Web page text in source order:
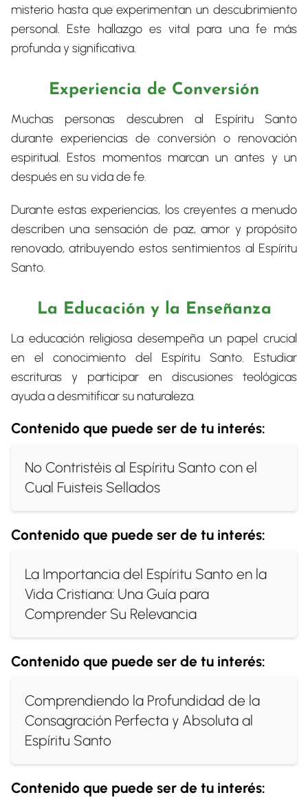
misterio hasta que experimentan un descubrimiento
personal. Este hallazgo es vital para una fe más
profunda y significativa.
Experiencia de Conversión
Muchas personas descubren al Espíritu Santo
durante experiencias de conversión o renovación
espiritual. Estos momentos marcan un antes y un
después en su vida de fe.
Durante estas experiencias, los creyentes a menudo
describen una sensación de paz, amor y propósito
renovado, atribuyendo estos sentimientos al Espíritu
Santo.
La Educación y la Enseñanza
La educación religiosa desempeña un papel crucial
en el conocimiento del Espíritu Santo. Estudiar
escrituras y participar en discusiones teológicas
ayuda a desmitificar su naturaleza.
Contenido que puede ser de tu interés:
No Contristéis al Espíritu Santo con el
Cual Fuisteis Sellados
Contenido que puede ser de tu interés:
La Importancia del Espíritu Santo en la
Vida Cristiana: Una Guía para
Comprender Su Relevancia
Contenido que puede ser de tu interés:
Comprendiendo la Profundidad de la
Consagración Perfecta y Absoluta al
Espíritu Santo
Contenido que puede ser de tu interés: